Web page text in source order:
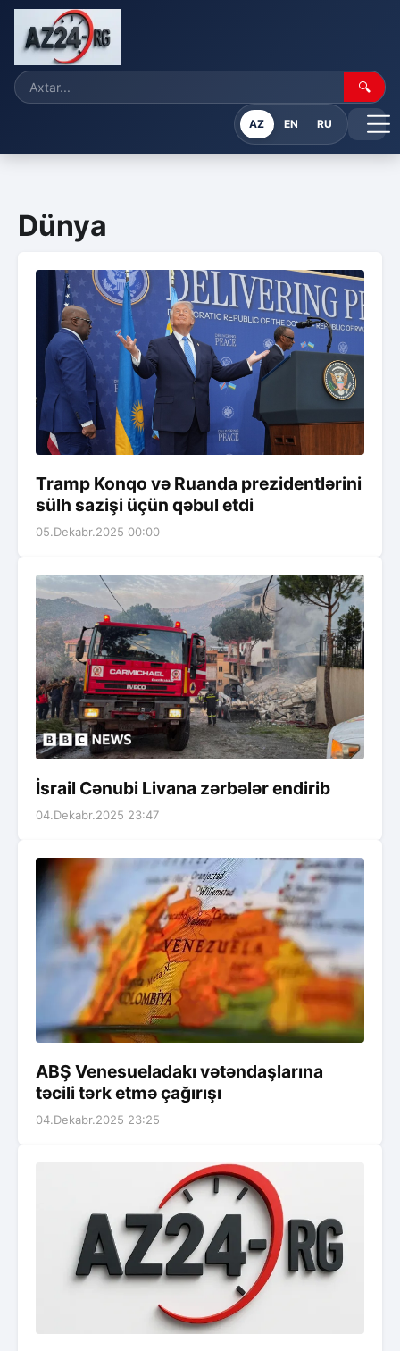
🔍
AZ EN RU
Dünya
Tramp Konqo və Ruanda prezidentlərini
sülh sazişi üçün qəbul etdi
05.Dekabr.2025 00:00
İsrail Cənubi Livana zərbələr endirib
04.Dekabr.2025 23:47
ABŞ Venesueladakı vətəndaşlarına
təcili tərk etmə çağırışı
04.Dekabr.2025 23:25